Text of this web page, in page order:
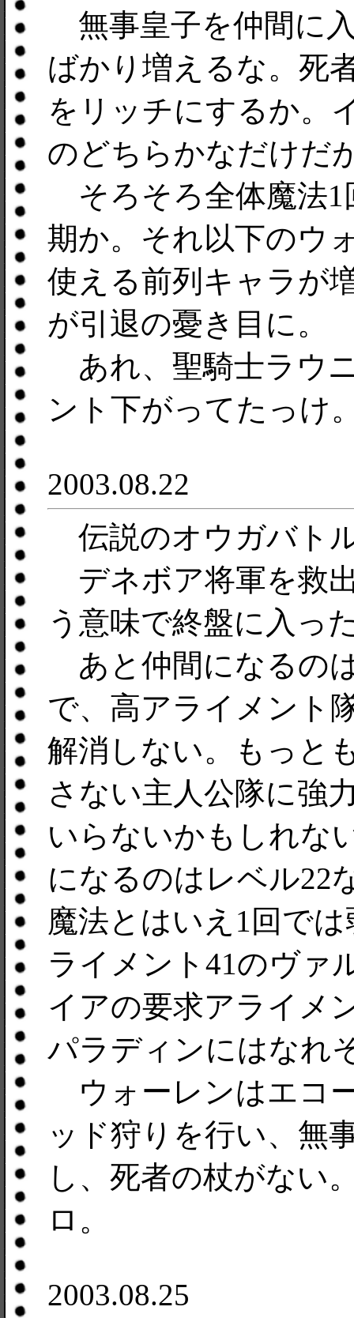
無事皇子を仲間に
ばかり増えるな。死
をリッチにするか。
のどちらかなだけだ
そろそろ全体魔法1
期か。それ以下のウ
使える前列キャラが
が引退の憂き目に。
あれ、聖騎士ラウ
ント下がってたっけ
2003.08.22
伝説のオウガバト
デネボア将軍を救
う意味で終盤に入っ
あと仲間になるの
で、高アライメント
解消しない。もっと
さない主人公隊に強
いらないかもしれな
になるのはレベル22
魔法とはいえ1回で
ライメント41のヴァ
イアの要求アライメ
パラディンにはなれ
ウォーレンはエコ
ッド狩りを行い、無
し、死者の杖がない
ロ。
2003.08.25